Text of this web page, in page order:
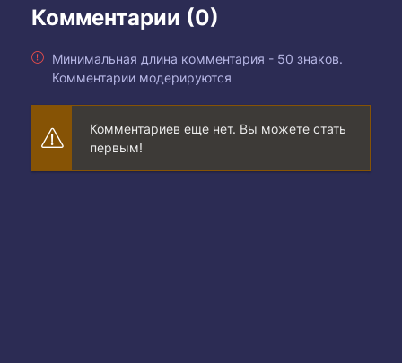
Комментарии (0)
Минимальная длина комментария - 50 знаков.
Комментарии модерируются
Комментариев еще нет. Вы можете стать
первым!